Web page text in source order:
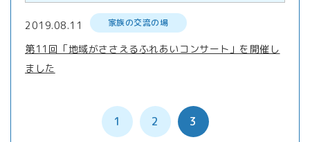
2019.08.11 家族の交流の場
第11回「地域がささえるふれあいコンサート」を開催し
ました
1 2 3